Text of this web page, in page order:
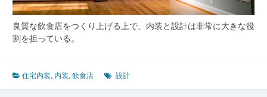
良質な飲食店をつくり上げる上で、内装と設計は非常に大きな役
割を担っている。
住宅内装, 内装,飲食店 設計